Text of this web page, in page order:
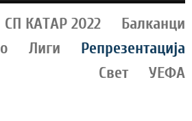
СП КАТАР 2022
Балканци
Лиги
Репрезентација
Свет
УЕФА